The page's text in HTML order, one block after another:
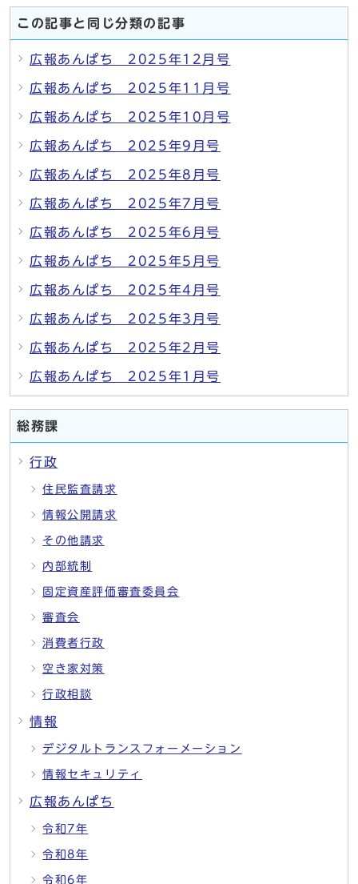
この記事と同じ分類の記事
広報あんぱち 2025年12月号
広報あんぱち 2025年11月号
広報あんぱち 2025年10月号
広報あんぱち 2025年9月号
広報あんぱち 2025年8月号
広報あんぱち 2025年7月号
広報あんぱち 2025年6月号
広報あんぱち 2025年5月号
広報あんぱち 2025年4月号
広報あんぱち 2025年3月号
広報あんぱち 2025年2月号
広報あんぱち 2025年1月号
総務課
行政
住民監査請求
情報公開請求
その他請求
内部統制
固定資産評価審査委員会
審査会
消費者行政
空き家対策
行政相談
情報
デジタルトランスフォーメーション
情報セキュリティ
広報あんぱち
令和7年
令和8年
令和6年